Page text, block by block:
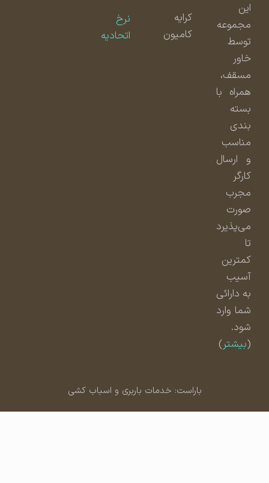
مجموعه
توسط
مسقف،
همراه با
بسته
بندی
مناسب
و ارسال
مجرب
صورت
می‌پذیرد
کمترین
آسیب
به دارائی
شما وارد
شود.
بیشتر)
کامیون
اتحادیه
باراست: خدمات باربری و اسباب کشی